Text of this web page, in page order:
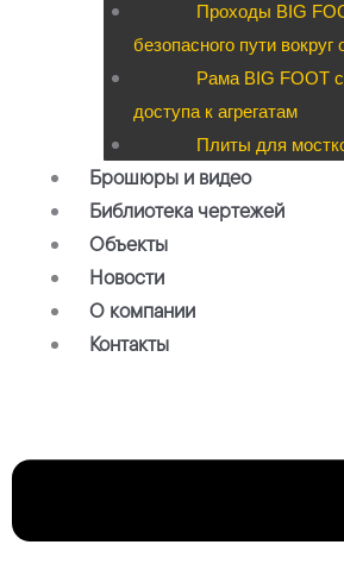
Проходы BIG
безопасного пути вокруг
Рама BIG FOOT
доступа к агрегатам
Плиты для
Брошюры и видео
Библиотека чертежей
Объекты
Новости
О компании
Контакты